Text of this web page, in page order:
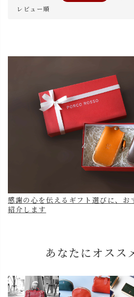
レビュー順
感謝の心を伝えるギフト選びに、お
紹介します
あなたにオスス